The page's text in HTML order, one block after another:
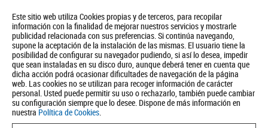
Este sitio web utiliza Cookies propias y de terceros, para recopilar
información con la finalidad de mejorar nuestros servicios y mostrarle
publicidad relacionada con sus preferencias. Si continúa navegando,
supone la aceptación de la instalación de las mismas. El usuario tiene la
posibilidad de configurar su navegador pudiendo, si así lo desea, impedir
que sean instaladas en su disco duro, aunque deberá tener en cuenta que
dicha acción podrá ocasionar dificultades de navegación de la página
web. Las cookies no se utilizan para recoger información de carácter
personal. Usted puede permitir su uso o rechazarlo, también puede cambiar
su configuración siempre que lo desee. Dispone de más información en
nuestra Política de Cookies.
Quiénes somos Turismo Política de Privacidad Aviso Legal
Política de Cookies
BUSCAR